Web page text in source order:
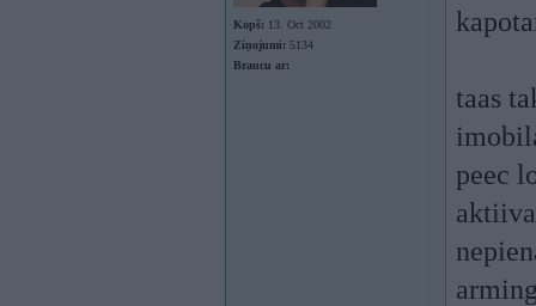
Kopš: 13. Oct 2002
Ziņojumi: 5134
Braucu ar:
taas
peec